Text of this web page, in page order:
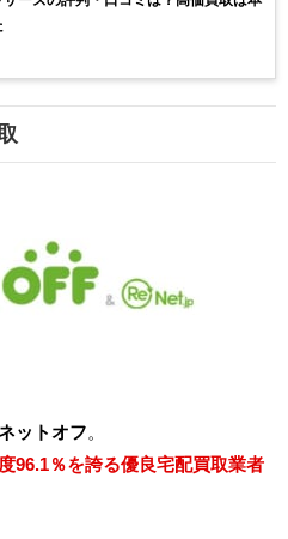
ットオフ
96.1％を誇る優良宅配買取業者